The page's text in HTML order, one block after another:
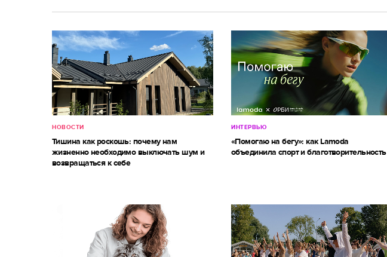
НОВОСТИ
Тишина как роскошь: почему нам
жизненно необходимо выключать шум и
возвращаться к себе
ИНТЕРВЬЮ
«Помогаю на бегу»: как Lamoda
объединила спорт и благотворительность